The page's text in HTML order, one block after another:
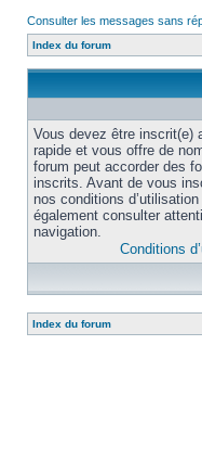
Consulter les messages sans
Index du forum
Vous devez être inscrit(e)
rapide et vous offre de
forum peut accorder des
inscrits. Avant de vous
nos conditions
également consulter
navigation.
Conditions
Index du forum